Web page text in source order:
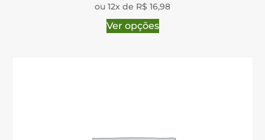
ou 12x de R$ 16,98
Ver opções